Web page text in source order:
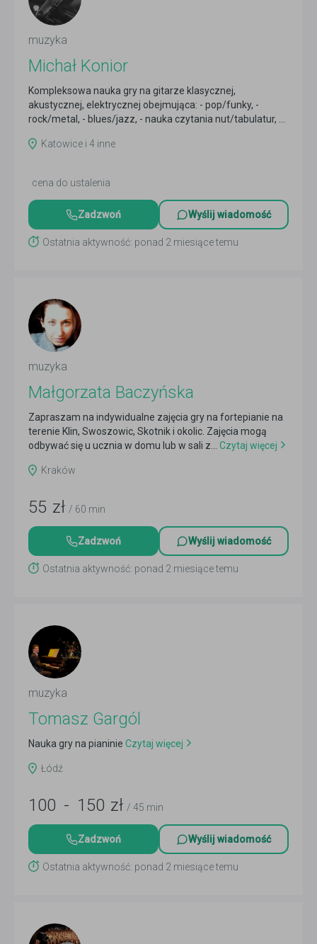
muzyka
Michał Konior
Kompleksowa nauka gry na gitarze klasycznej,
akustycznej, elektrycznej obejmująca: - pop/funky, -
rock/metal, - blues/jazz, - nauka czytania nut/tabulatur, ...
Katowice i 4 inne
cena do ustalenia
Zadzwoń Wyślij wiadomość
Ostatnia aktywność: ponad 2 miesiące temu
muzyka
Małgorzata Baczyńska
Zapraszam na indywidualne zajęcia gry na fortepianie na
terenie Klin, Swoszowic, Skotnik i okolic. Zajęcia mogą
odbywać się u ucznia w domu lub w sali z...
Czytaj więcej
Kraków
55 zł / 60 min
Zadzwoń Wyślij wiadomość
Ostatnia aktywność: ponad 2 miesiące temu
muzyka
Tomasz Gargól
Nauka gry na pianinie Czytaj więcej
Łódź
100 - 150 zł / 45 min
Zadzwoń Wyślij wiadomość
Ostatnia aktywność: ponad 2 miesiące temu